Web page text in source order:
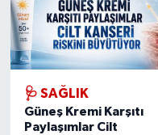
🩺 SAĞLIK
Güneş Kremi Karşıtı
Paylaşımlar Cilt